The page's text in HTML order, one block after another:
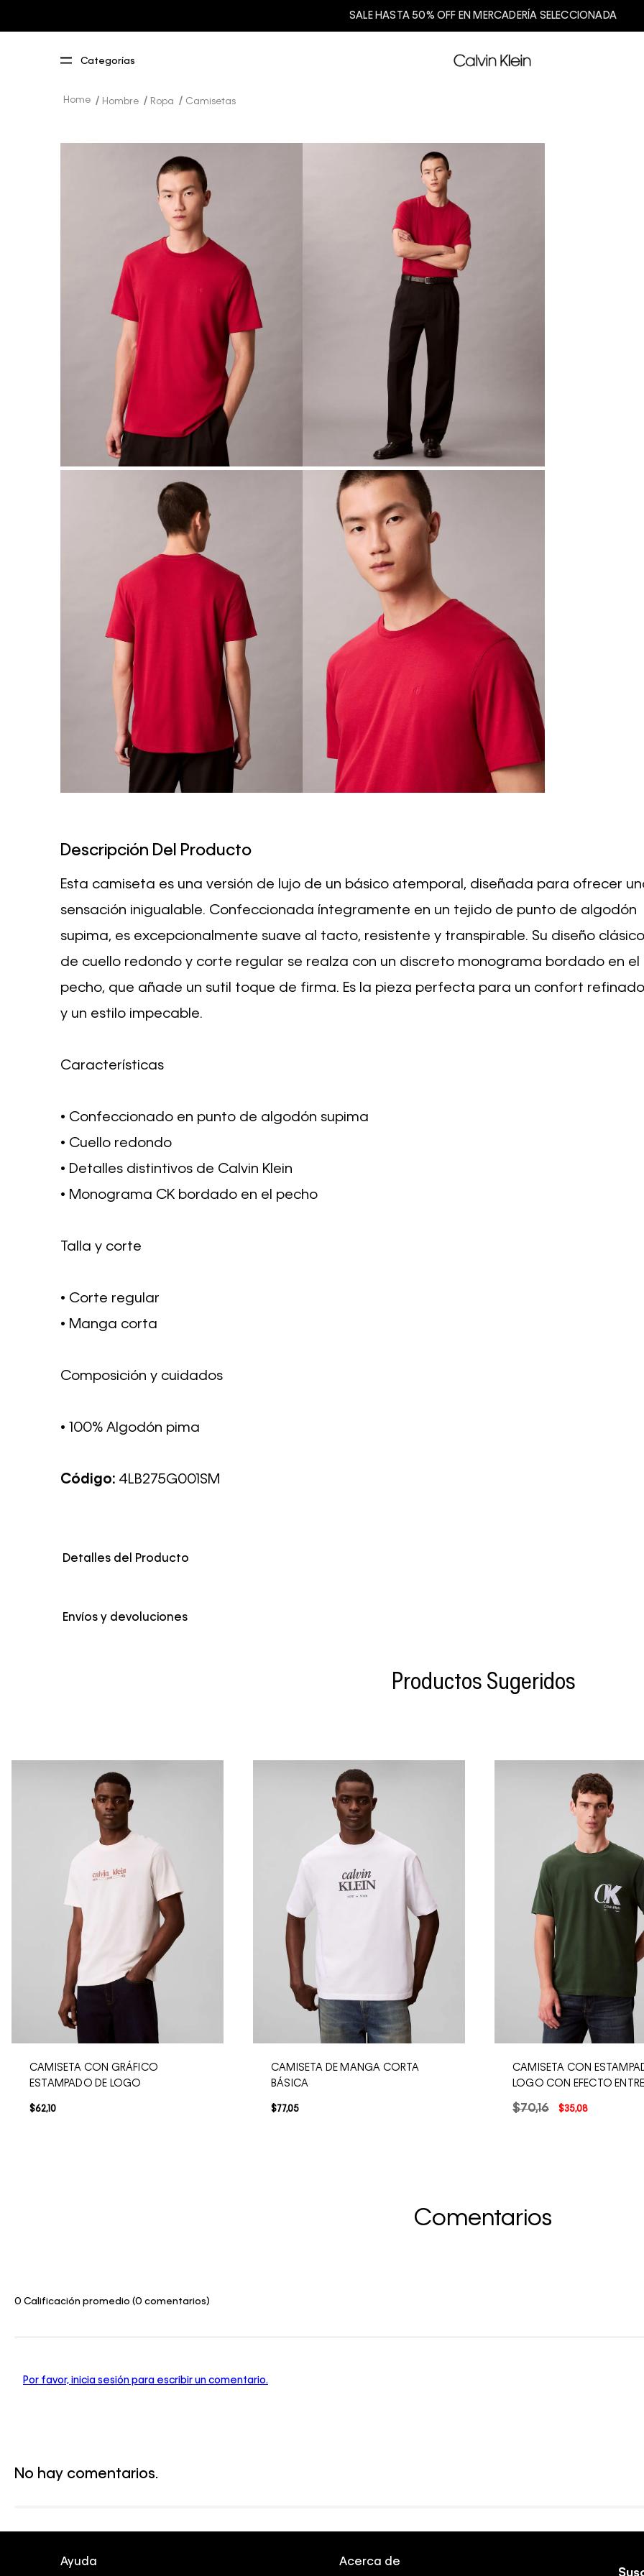
SALE HASTA 50% OFF EN MERCADERÍA SELECCIONADA
Hombre Ropa Camisetas
Descripción Del Producto
Esta camiseta es una versión de lujo de un básico atemporal, diseñada para ofrecer
sensación inigualable. Confeccionada íntegramente en un tejido de punto de algodón
supima, es excepcionalmente suave al tacto, resistente y transpirable. Su diseño clásico
de cuello redondo y corte regular se realza con un discreto monograma bordado en el
pecho, que añade un sutil toque de firma. Es la pieza perfecta para un confort refinado
y un estilo impecable.
Características
• Confeccionado en punto de algodón supima
• Cuello redondo
• Detalles distintivos de Calvin Klein
• Monograma CK bordado en el pecho
Talla y corte
• Corte regular
• Manga corta
Composición y cuidados
• 100% Algodón pima
Código: 4LB275G001SM
Detalles del Producto
Envíos y devoluciones
Productos Sugeridos
CAMISETA CON GRÁFICO
ESTAMPADO DE LOGO
$62,10
CAMISETA DE MANGA CORTA
BÁSICA
$77,05
CAMISETA CON
LOGO CON EFECTO
$70,16 $35,08
Comentarios
0 Calificación promedio (0 comentarios)
Por favor, inicia sesión para escribir un comentario.
No hay comentarios.
Ayuda Acerca de